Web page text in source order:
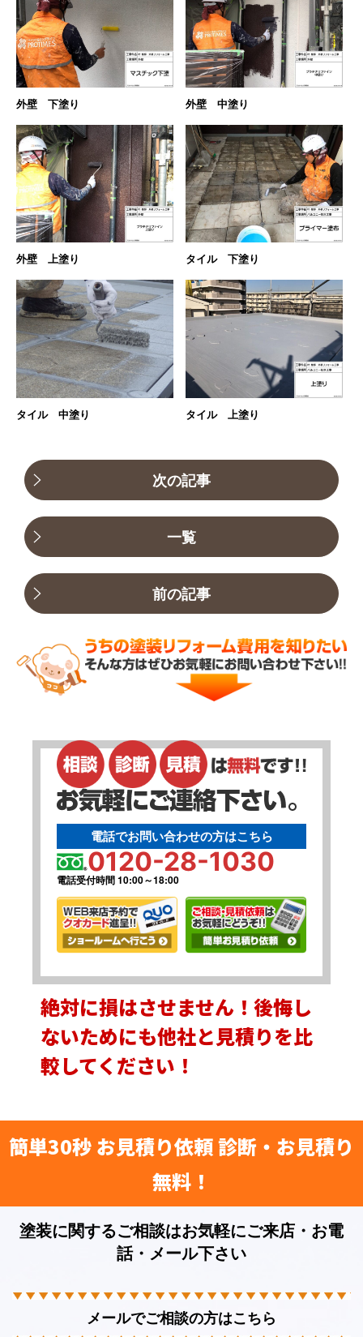
ホーム
初めての方へ
会社案内
選ばれる理由
評判の声
おすすめの塗装メニュー
外壁 下塗り 外壁 中塗り
外壁 上塗り タイル 下塗り
タイル 中塗り タイル 上塗り
次の記事
一覧
前の記事
電話でお問い合わせの方はこちら
0120-28-1030
電話受付時間 10:00～18:00
絶対に損はさせません！後悔し
ないためにも他社と見積りを比
較してください！
簡単30秒 お見積り依頼 診断・お見積り
無料！
塗装に関するご相談はお気軽にご来店・お電
話・メール下さい
メールでご相談の方はこちら